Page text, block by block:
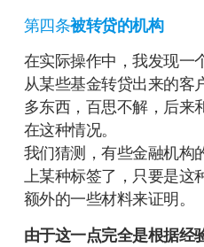
第四条被转贷的机构
在实际操作中，我发现一
从某些基金转贷出来的客
多东西，百思不解，后来
在这种情况。
我们猜测，有些金融机构
上某种标签了，只要是这
额外的一些材料来证明。
由于这一点完全是根据经